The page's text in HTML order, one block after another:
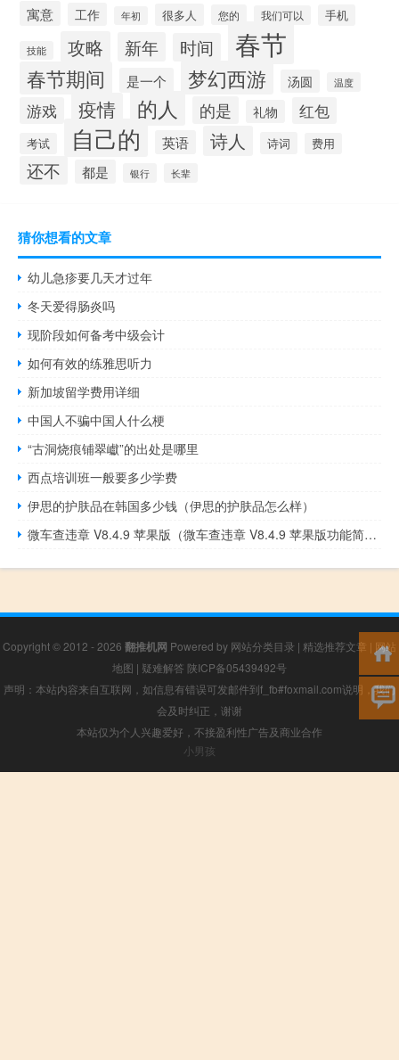
寓意 工作 年初 很多人 您的 我们可以 手机
技能 攻略 新年 时间 春节
春节期间 是一个 梦幻西游 汤圆 温度
游戏 疫情 的人 的是 礼物 红包
考试 自己的 英语 诗人 诗词 费用
还不 都是 银行 长辈
猜你想看的文章
幼儿急疹要几天才过年
冬天爱得肠炎吗
现阶段如何备考中级会计
如何有效的练雅思听力
新加坡留学费用详细
中国人不骗中国人什么梗
“古洞烧痕铺翠巘”的出处是哪里
西点培训班一般要多少学费
伊思的护肤品在韩国多少钱（伊思的护肤品怎么样）
微车查违章 V8.4.9 苹果版（微车查违章 V8.4.9 苹果版功能简介）
Copyright © 2012 - 2026 翻推机网 Powered by 网站分类目录 | 精选推荐文章 | 网站
地图 | 疑难解答 陕ICP备05439492号
声明：本站内容来自互联网，如信息有错误可发邮件到f_fb#foxmail.com说明，我们
会及时纠正，谢谢
本站仅为个人兴趣爱好，不接盈利性广告及商业合作
小男孩